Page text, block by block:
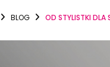
BLOG OD STYLISTKI